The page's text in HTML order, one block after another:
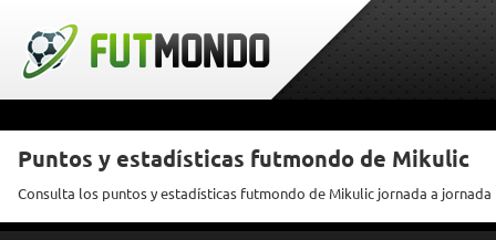
Puntos y estadísticas futmondo de Mikulic
Consulta los puntos y estadísticas futmondo de Mikulic jornada a jornada